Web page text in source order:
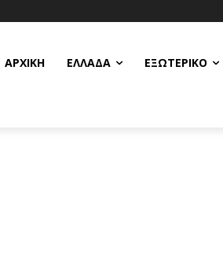
ΑΡΧΙΚΗ ΕΛΛΆΔΑ ΕΞΩΤΕΡΙΚΌ